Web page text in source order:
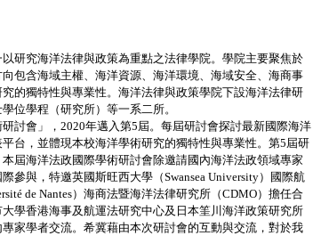
究海洋法律與政策為重點之法律學院。學院主要聚焦於
包含海域主權、海洋資源、海洋環境、海域安全、海商事
的獨特性與專業性。海洋法律與政策學院下設海洋法律研
位學程（研究所）等一系二所。
會」，2020年邁入第5屆。每屆研討會探討最新國際海洋
台，並體現本校海洋學術研究的獨特性與專業性。第5屆研
屆海洋法政國際學術研討會除邀請國內海洋法政領域專家
參與，特邀英國斯旺西大學（Swansea University）國際航
de Nantes）海商法暨海洋法律研究所（CDMO）擔任合
學香港海事及航運法研究中心及日本筀川海洋政策研究所
家學者交流。希冀藉由本次研討會的互動與交流，對於我